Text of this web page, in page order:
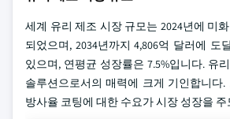
세계 유리 제조 시장 규모는 2024년에 미
되었으며, 2034년까지 4,806억 달러에 도
있으며, 연평균 성장률은 7.5%입니다. 유
솔루션으로서의 매력에 크게 기인합니다
방사율 코팅에 대한 수요가 시장 성장을